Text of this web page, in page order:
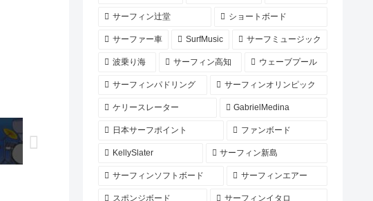
サーフィン辻堂 ショートボード
サーファー車 SurfMusic サーフミュージック
波乗り海 サーフィン高知 ウェーブプール
サーフィンパドリング サーフィンオリンピック
ケリースレーター GabrielMedina
日本サーフポイント ファンボード
KellySlater サーフィン新島
サーフィンソフトボード サーフィンエアー
スポンジボード サーフィンイタロ